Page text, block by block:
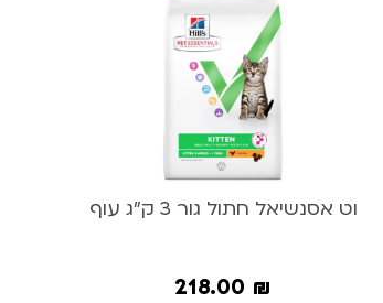
וט אסנשיאל חתול גור 3 ק”ג עוף
218.00 ₪